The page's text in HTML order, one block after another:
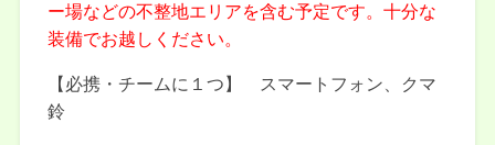
ー場などの不整地エリアを含む予定です。十分な
装備でお越しください。
【必携・チームに１つ】 スマートフォン、クマ
鈴